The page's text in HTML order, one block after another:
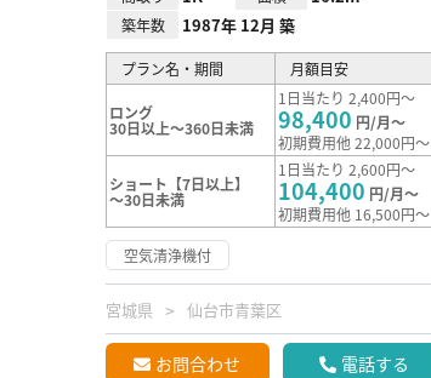
築年数 1987年 12月 築
プラン名・期間 月額目安
ロング
30日以上～360日未満
1日当たり 2,400円～
98,400 円/月～
初期費用他 22,000円～
ショート【7日以上】
～30日未満
1日当たり 2,600円～
104,400 円/月～
初期費用他 16,500円～
空気清浄機付
宮城県 仙台市青葉区
お問合わせ 電話する